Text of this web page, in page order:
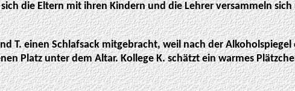
die Eltern mit ihren Kindern und die Lehrer versammeln
T. einen Schlafsack mitgebracht, weil nach der
Platz unter dem Altar. Kollege K. schätzt ein warmes